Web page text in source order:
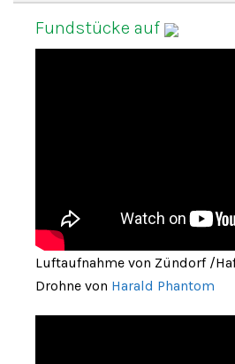
Fundstücke auf
Luftaufnahme von Zündorf /
Drohne von Harald Phantom